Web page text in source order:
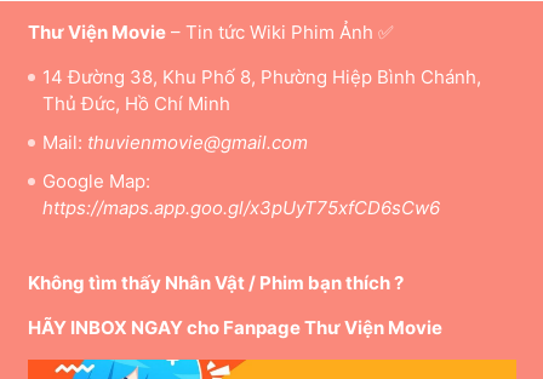
Thư Viện Movie– Tin tức Wiki Phim Ảnh ✅
14 Đường 38, Khu Phố 8, Phường Hiệp Bình Chánh,
Thủ Đức, Hồ Chí Minh
Mail: thuvienmovie@gmail.com
Google Map:
https://maps.app.goo.gl/x3pUyT75xfCD6sCw6
Không tìm thấy Nhân Vật / Phim bạn thích ?
HÃY INBOX NGAY cho Fanpage Thư Viện Movie